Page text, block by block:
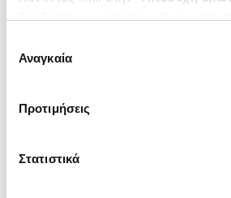
ενδιαφέρουν και να επιλέξετε από
΄΄και να
συγκατάθεσης
Αναγκαία
Προτιμήσεις
Στατιστικά